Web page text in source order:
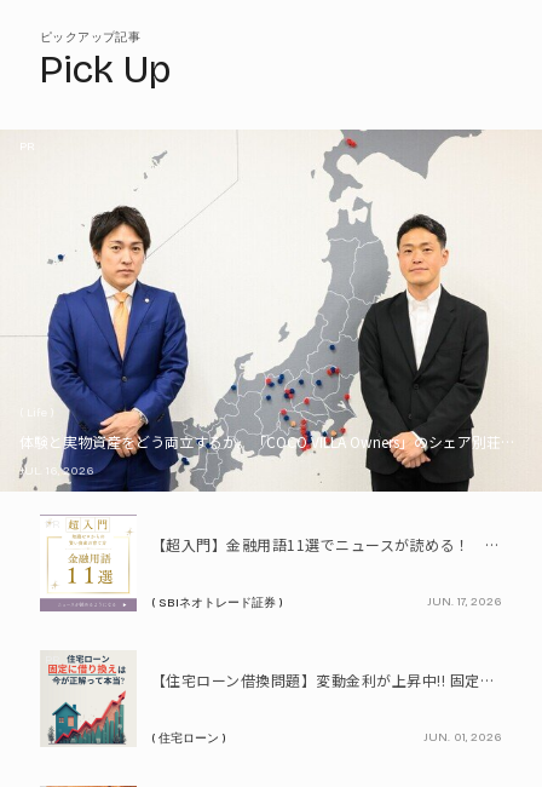
ピックアップ記事
Pick Up
PR
体験と実物資産をどう両立するか。「COCO VILLA Owners」のシェア別荘とい
JUL. 16, 2026
PR
【超入門】金融用語11選でニュースが読める！ 知識ゼロからの賢い資産の育て方
( SBIネオトレード証券 ) JUN. 17, 2026
【住宅ローン借換問題】変動金利が上昇中!! 固定に借り換えるなら今が正解って本当? シミュレーションで比較してみよう
( 住宅ローン ) JUN. 01, 2026